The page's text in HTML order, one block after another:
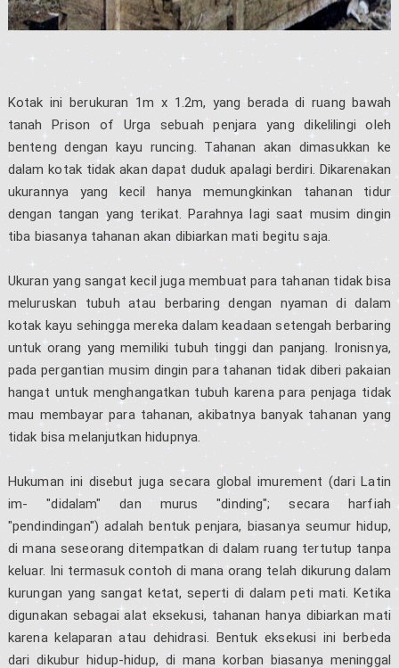
Kotak ini berukuran 1m x 1.2m, yang berada di ruang bawah
tanah Prison of Urga sebuah penjara yang dikelilingi oleh
benteng dengan kayu runcing. Tahanan akan dimasukkan ke
dalam kotak tidak akan dapat duduk apalagi berdiri. Dikarenakan
ukurannya yang kecil hanya memungkinkan tahanan tidur
dengan tangan yang terikat. Parahnya lagi saat musim dingin
tiba biasanya tahanan akan dibiarkan mati begitu saja.
Ukuran yang sangat kecil juga membuat para tahanan tidak bisa
meluruskan tubuh atau berbaring dengan nyaman di dalam
kotak kayu sehingga mereka dalam keadaan setengah berbaring
untuk orang yang memiliki tubuh tinggi dan panjang. Ironisnya,
pada pergantian musim dingin para tahanan tidak diberi pakaian
hangat untuk menghangatkan tubuh karena para penjaga tidak
mau membayar para tahanan, akibatnya banyak tahanan yang
tidak bisa melanjutkan hidupnya.
Hukuman ini disebut juga secara global imurement (dari Latin
im- "didalam" dan murus "dinding"; secara harfiah
"pendindingan") adalah bentuk penjara, biasanya seumur hidup,
di mana seseorang ditempatkan di dalam ruang tertutup tanpa
keluar. Ini termasuk contoh di mana orang telah dikurung dalam
kurungan yang sangat ketat, seperti di dalam peti mati. Ketika
digunakan sebagai alat eksekusi, tahanan hanya dibiarkan mati
karena kelaparan atau dehidrasi. Bentuk eksekusi ini berbeda
dari dikubur hidup-hidup, di mana korban biasanya meninggal